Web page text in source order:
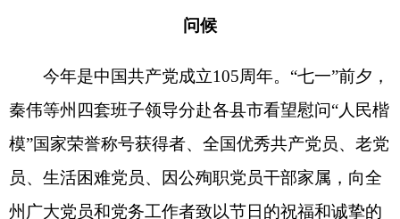
国家荣誉称号获得者、全国优秀共产党员、老党
州广大党员和党务工作者致以节日的祝福和诚挚的
问候。